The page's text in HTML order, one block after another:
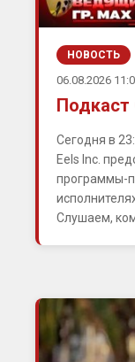
НОВОСТЬ
06.08.2026
Подкаст
Сегодня в
Eels Inc.
программы-
Слушаем,